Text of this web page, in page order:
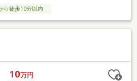
ら徒歩10分以内
10万円